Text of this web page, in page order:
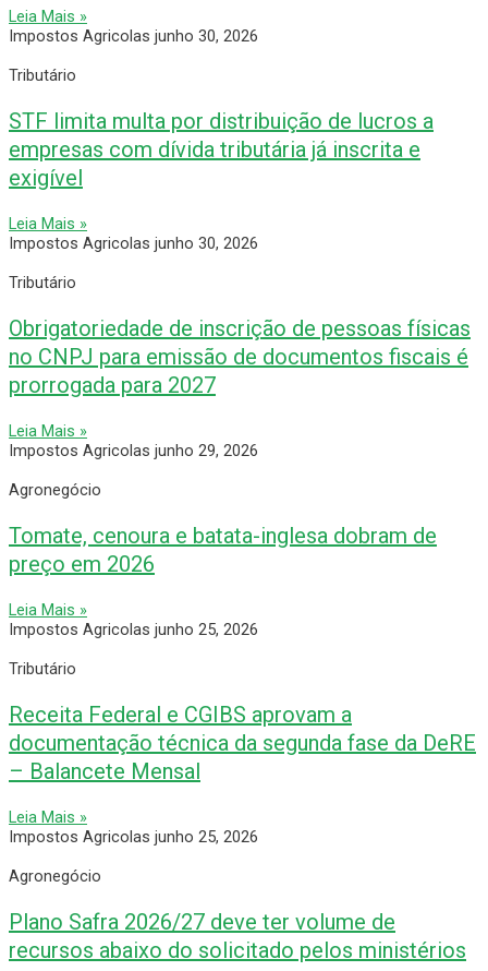
Leia Mais »
Impostos Agricolas junho 30, 2026
Tributário
STF limita multa por distribuição de lucros a
empresas com dívida tributária já inscrita e
exigível
Leia Mais »
Impostos Agricolas junho 30, 2026
Tributário
Obrigatoriedade de inscrição de pessoas físicas
no CNPJ para emissão de documentos fiscais é
prorrogada para 2027
Leia Mais »
Impostos Agricolas junho 29, 2026
Agronegócio
Tomate, cenoura e batata-inglesa dobram de
preço em 2026
Leia Mais »
Impostos Agricolas junho 25, 2026
Tributário
Receita Federal e CGIBS aprovam a
documentação técnica da segunda fase da DeRE
– Balancete Mensal
Leia Mais »
Impostos Agricolas junho 25, 2026
Agronegócio
Plano Safra 2026/27 deve ter volume de
recursos abaixo do solicitado pelos ministérios